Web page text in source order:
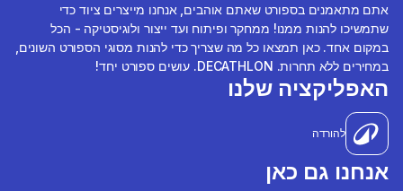
אתם מתאמנים בספורט שאתם אוהבים, אנחנו מייצרים ציוד כדי
שתמשיכו להנות ממנו! ממחקר ופיתוח ועד ייצור ולוגיסטיקה - הכל
במקום אחד. כאן תמצאו כל מה שצריך כדי להנות מסוגי הספורט השונים,
במחירים ללא תחרות. DECATHLON. עושים ספורט יחד!
האפליקציה שלנו
להורדה
אנחנו גם כאן